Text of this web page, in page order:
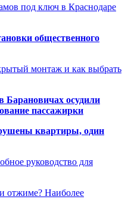
под ключ в Краснодаре
общественного
монтаж и как выбрать
Барановичах осудили
пассажирки
квартиры, один
руководство для
отжиме? Наиболее